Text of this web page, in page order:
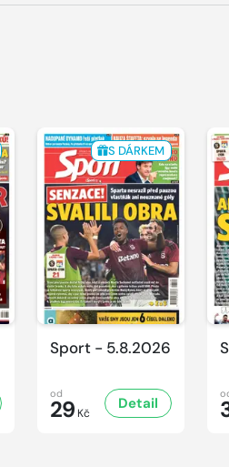
S DÁRKEM
Sport - 5.8.2026
od
29 Kč
Detail